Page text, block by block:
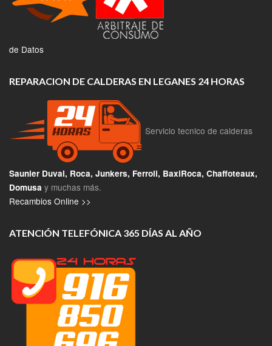
de Datos
REPARACION DE CALDERAS EN LEGANES 24 HORAS
Servicio tecnico de calderas
Saunier Duval, Roca, Junkers, Ferroli, BaxiRoca, Chaffoteaux,
Domusa y muchas más.
Recambios Online >>
ATENCIÓN TELEFÓNICA 365 DÍAS AL AÑO